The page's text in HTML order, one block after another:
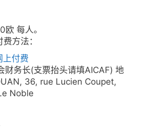
每人。
方法：
付费
财务长(支票抬头请填AICAF) 地
36, rue Lucien Coupet,
Noble